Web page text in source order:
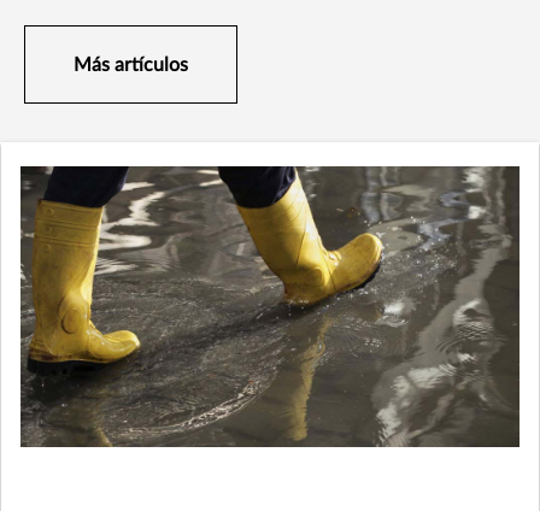
Más artículos